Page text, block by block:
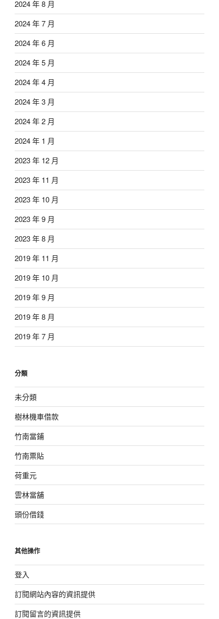
2024 年 8 月
2024 年 7 月
2024 年 6 月
2024 年 5 月
2024 年 4 月
2024 年 3 月
2024 年 2 月
2024 年 1 月
2023 年 12 月
2023 年 11 月
2023 年 10 月
2023 年 9 月
2023 年 8 月
2019 年 11 月
2019 年 10 月
2019 年 9 月
2019 年 8 月
2019 年 7 月
分類
未分類
樹林機車借款
竹南當鋪
竹南票貼
荷重元
雲林當舖
頭份借錢
其他操作
登入
訂閱網站內容的資訊提供
訂閱留言的資訊提供